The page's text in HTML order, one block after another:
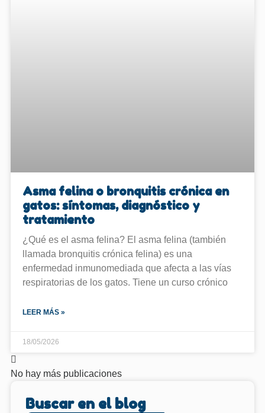
Asma felina o bronquitis crónica en
gatos: síntomas, diagnóstico y
tratamiento
¿Qué es el asma felina? El asma felina (también
llamada bronquitis crónica felina) es una
enfermedad inmunomediada que afecta a las vías
respiratorias de los gatos. Tiene un curso crónico
LEER MÁS »
18/05/2026
No hay más publicaciones
Buscar en el blog